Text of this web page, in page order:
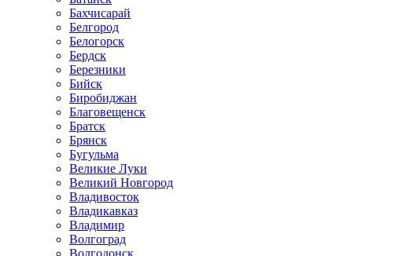
Бахчисарай
Белгород
Белогорск
Бердск
Березники
Бийск
Биробиджан
Благовещенск
Братск
Брянск
Бугульма
Великие Луки
Великий Новгород
Владивосток
Владикавказ
Владимир
Волгоград
Волгодонск